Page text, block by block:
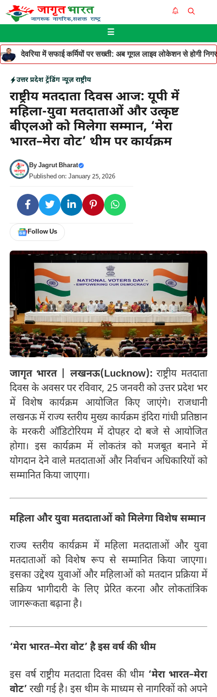
Skip
to
☰
देवरिया में सफाई कर्मियों पर सख्ती: अब गूगल लाइव लोकेशन से होगी
उत्तर प्रदेश ट्रेंडिंग न्यूज़ राष्ट्रीय
राष्ट्रीय मतदाता दिवस आज: यूपी में
महिला-युवा मतदाताओं और उत्कृष्ट
बीएलओ को मिलेगा सम्मान, ‘मेरा
भारत–मेरा वोट’ थीम पर कार्यक्रम
ByJagrut Bharat
Published on: January 25, 2026
Follow Us
जागृत भारत | लखनऊ(Lucknow): राष्ट्रीय मतदाता
दिवस के अवसर पर रविवार, 25 जनवरी को उत्तर प्रदेश भर
में विशेष कार्यक्रम आयोजित किए जाएंगे। राजधानी
लखनऊ में राज्य स्तरीय मुख्य कार्यक्रम इंदिरा गांधी प्रतिष्ठान
के मरकरी ऑडिटोरियम में दोपहर दो बजे से आयोजित
होगा। इस कार्यक्रम में लोकतंत्र को मजबूत बनाने में
योगदान देने वाले मतदाताओं और निर्वाचन अधिकारियों को
सम्मानित किया जाएगा।
महिला और युवा मतदाताओं को मिलेगा विशेष सम्मान
राज्य स्तरीय कार्यक्रम में महिला मतदाताओं और युवा
मतदाताओं को विशेष रूप से सम्मानित किया जाएगा।
इसका उद्देश्य युवाओं और महिलाओं को मतदान प्रक्रिया में
सक्रिय भागीदारी के लिए प्रेरित करना और लोकतांत्रिक
जागरूकता बढ़ाना है।
‘मेरा भारत–मेरा वोट’ है इस वर्ष की थीम
इस वर्ष राष्ट्रीय मतदाता दिवस की थीम ‘मेरा भारत–मेरा
वोट’ रखी गई है। इस थीम के माध्यम से नागरिकों को अपने